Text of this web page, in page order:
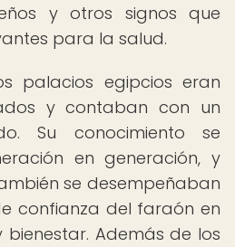
y otros signos que
para la salud.
palacios egipcios eran
y contaban con un
Su conocimiento se
en generación, y
se desempeñaban
confianza del faraón en
Además de los